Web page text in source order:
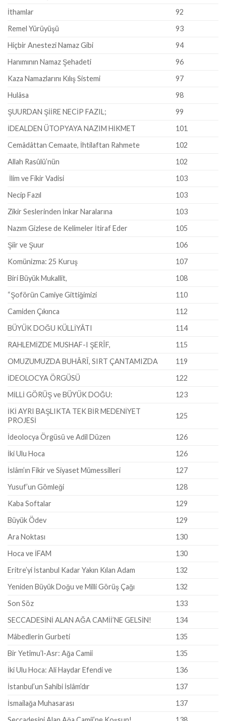
İthamlar
92
Remel Yürüyüşü
93
Hiçbir Anestezi Namaz Gibi
94
Hanımının Namaz Şehadeti
96
Kaza Namazlarını Kılış Sistemi
97
Hulâsa
98
ŞUURDAN ŞİİRE NECİP FAZIL;
99
İDEALDEN ÜTOPYAYA NAZIM HİKMET
101
Cemâdâttan Cemaate, İhtilaftan Rahmete
102
Allah Rasûlü’nün
102
İlim ve Fikir Vadisi
103
Necip Fazıl
103
Zikir Seslerinden İnkar Naralarına
103
Nazım Gizlese de Kelimeler İtiraf Eder
105
Şiir ve Şuur
106
Komünizma: 25 Kuruş
107
Biri Büyük Mukallit,
108
“Şoförün Camiye Gittiğimizi
110
Camiden Çıkınca
112
BÜYÜK DOĞU KÜLLİYÂTI
114
RAHLEMİZDE MUSHAF-I ŞERÎF,
115
OMUZUMUZDA BUHÂRÎ, SIRT ÇANTAMIZDA
119
İDEOLOCYA ÖRGÜSÜ
122
MİLLİ GÖRÜŞ ve BÜYÜK DOĞU:
123
İKİ AYRI BAŞLIKTA TEK BİR MEDENİYET
PROJESİ
125
İdeolocya Örgüsü ve Adil Düzen
126
İki Ulu Hoca
126
İslâm’ın Fikir ve Siyaset Mümessilleri
127
Yusuf’un Gömleği
128
Kaba Softalar
129
Büyük Ödev
129
Ara Noktası
130
Hoca ve İFAM
130
Eritre’yi İstanbul Kadar Yakın Kılan Adam
132
Yeniden Büyük Doğu ve Milli Görüş Çağı
132
Son Söz
133
SECCADESİNİ ALAN AĞA CAMİİ’NE GELSİN!
134
Mâbedlerin Gurbeti
135
Bir Yetîmu’l-Asr: Ağa Camii
135
İki Ulu Hoca: Ali Haydar Efendi ve
136
İstanbul’un Sahibi İslâm’dır
137
İsmailağa Muhasarası
137